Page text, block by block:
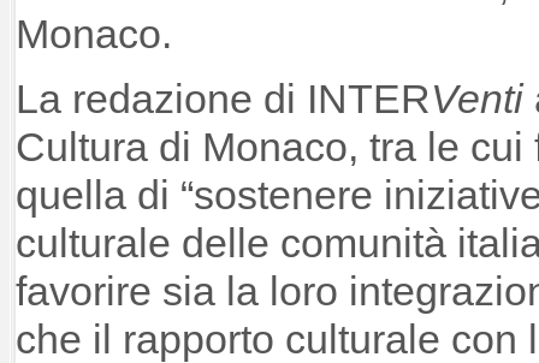
Monaco.
La redazione di INTERVenti
Cultura di Monaco, tra le cui
quella di “sostenere
culturale delle comunità
favorire sia la loro
che il rapporto culturale con